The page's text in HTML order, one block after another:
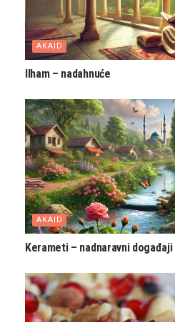
AKAID
Ilham – nadahnuće
AKAID
Kerameti – nadnaravni događaji